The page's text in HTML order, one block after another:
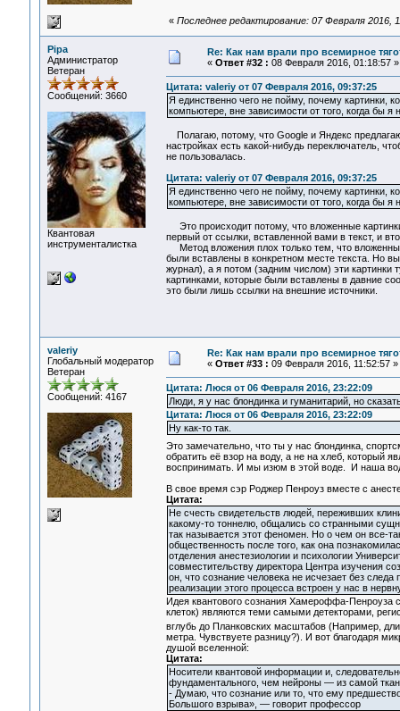
« Последнее редактирование: 07 Февраля 2016,
Pipa
Администратор
Ветеран
Сообщений: 3660
Квантовая
инструменталистка
Re: Как нам врали про всемирное
« Ответ #32 : 08 Февраля 2016, 01:18:57 »
Цитата: valeriy от 07 Февраля 2016, 09:37:25
Я единственно чего не пойму, почему картинки,
компьютере, вне зависимости от того, когда бы
Полагаю, потому, что Google и Яндекс
настройках есть какой-нибудь переключатель,
не пользовалась.
Цитата: valeriy от 07 Февраля 2016, 09:37:25
Я единственно чего не пойму, почему картинки,
компьютере, вне зависимости от того, когда бы
Это происходит потому, что вложенные
первый от ссылки, вставленной вами в текст, и
Метод вложения плох только тем, что
были вставлены в конкретном месте текста. Но
журнал), а я потом (задним числом) эти картинки
картинками, которые были вставлены в давние
это были лишь ссылки на внешние источники.
valeriy
Глобальный модератор
Ветеран
Сообщений: 4167
Re: Как нам врали про всемирное
« Ответ #33 : 09 Февраля 2016, 11:52:57 »
Цитата: Люся от 06 Февраля 2016, 23:22:09
Люди, я у нас блондинка и гуманитарий, но
Цитата: Люся от 06 Февраля 2016, 23:22:09
Ну как-то так.
Это замечательно, что ты у нас блондинка,
обратить её взор на воду, а не на хлеб, который
воспринимать. И мы изюм в этой воде. И наша
В свое время сэр Роджер Пенроуз вместе с
Цитата:
Не счесть свидетельств людей, переживших
какому-то тоннелю, общались со странными
так называется этот феномен. Но о чем он все-
общественность после того, как она
отделения анестезиологии и психологии
совместительству директора Центра изучения
он, что сознание человека не исчезает без
реализации этого процесса встроен у нас в
Идея квантового сознания Хамероффа-Пенроуза
клеток) являются теми самыми детекторами,
вглубь до Планковских масштабов (Например,
метра. Чувствуете разницу?). И вот благодаря
душой вселенной:
Цитата:
Носители квантовой информации и,
фундаментального, чем нейроны — из самой
- Думаю, что сознание или то, что ему
Большого взрыва», — говорит профессор